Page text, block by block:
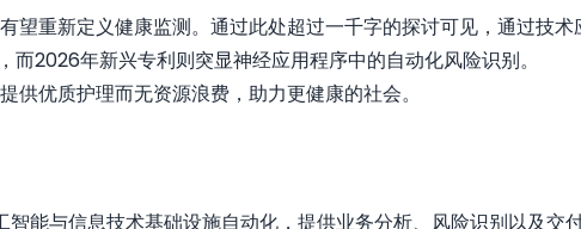
望重新定义健康监测。通过此处超过一千字的探讨可见，通过技术
2026年新兴专利则突显神经应用程序中的自动化风险识别。
优质护理而无资源浪费，助力更健康的社会。
能与信息技术基础设施自动化，提供业务分析、风险识别以及交